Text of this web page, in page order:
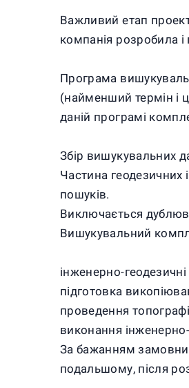
Важливий етап
компанія розробила
Програма
(найменший термін і
даній програмі
Збір вишукувальних
Частина геодезичних
пошуків.
Виключається
Вишукувальний
інженерно-
підготовка
проведення
виконання
За бажанням
подальшому, після